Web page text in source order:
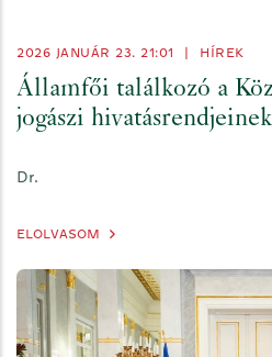
2026 JANUÁR 23. 21:01 HÍREK
Államfői találkozó a
jogászi
Dr.
ELOLVASOM